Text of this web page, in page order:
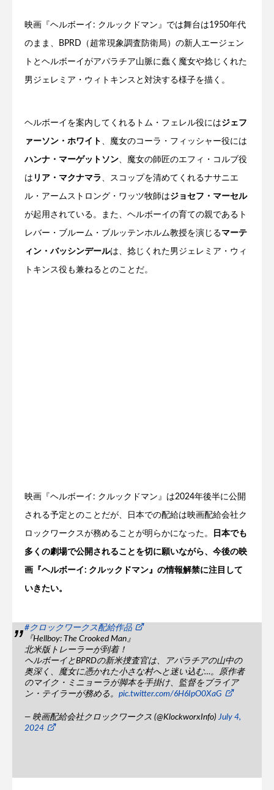
映画『ヘルボーイ: クルックドマン』では舞台は1950年代
のまま、BPRD（超常現象調査防衛局）の新人エージェン
トとヘルボーイがアパラチア山脈に蠢く魔女や捻じくれた
男ジェレミア・ウィトキンスと対決する様子を描く。
ヘルボーイを案内してくれるトム・フェレル役にはジェフ
ァーソン・ホワイト 、魔女のコーラ・フィッシャー役には
ハンナ・マーゲットソン 、魔女の師匠のエフィ・コルブ役
は リア・マクナマラ 、スコップを清めてくれるナサニエ
ル・アームストロング・ワッツ牧師はジョセフ・マーセル
が起用されている。また、ヘルボーイの育ての親であるト
レバー・ブルーム・ブルッテンホルム教授を演じるマーテ
ィン・バッシンデールは、捻じくれた男ジェレミア・ウィ
トキンス役も兼ねるとのことだ。
映画『ヘルボーイ: クルックドマン』は2024年後半に公開
される予定とのことだが、日本での配給は映画配給会社ク
ロックワークスが務めることが明らかになった。 日本でも
多くの劇場で公開されることを切に願いながら、今後の映
画『ヘルボーイ: クルックドマン』の情報解禁に注目して
いきたい。
#クロックワークス配給作品
『Hellboy: The Crooked Man』
北米版トレーラーが到着！
ヘルボーイとBPRDの新米捜査官は、アパラチアの山中の
奥深く、魔女に憑かれた小さな村へと迷い込む…。原作者
のマイク・ミニョーラが脚本を手掛け、監督をブライア
ン・テイラーが務める。 pic.twitter.com/6H6IpO0XaG
— 映画配給会社クロックワークス (@KlockworxInfo) July 4,
2024